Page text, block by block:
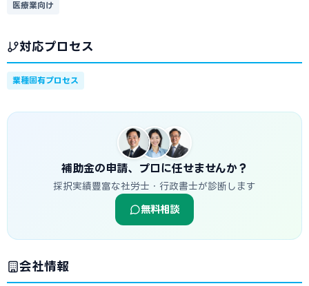
医療業向け
対応プロセス
業種固有プロセス
補助金の申請、プロに任せませんか？
採択実績豊富な社労士・行政書士が診断します
無料相談
会社情報